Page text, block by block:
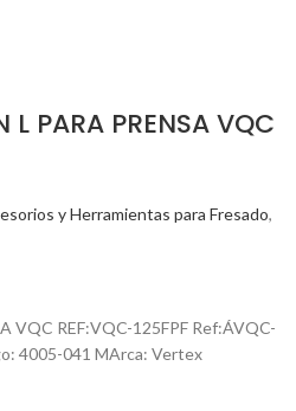
L PARA PRENSA VQC
y Herramientas para Fresado,
VQC REF:VQC-125FPF Ref:ÁVQC-
4005-041 MArca: Vertex